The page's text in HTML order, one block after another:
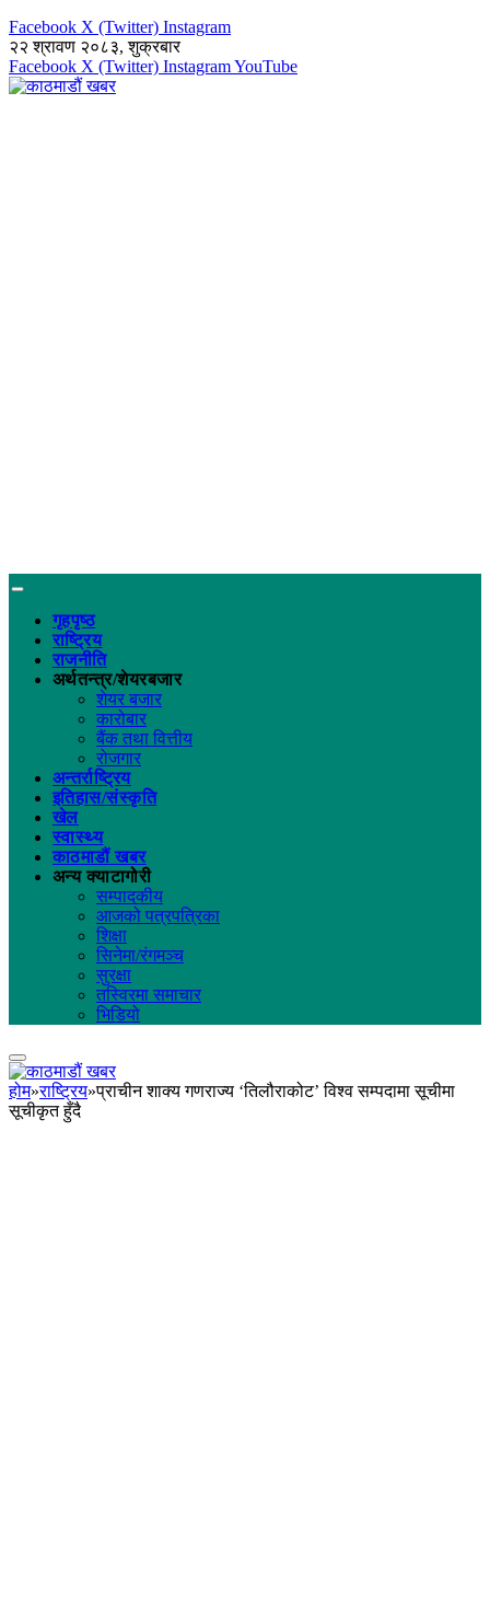
Facebook X (Twitter) Instagram
२२ श्रावण २०८३, शुक्रबार
Facebook X (Twitter) InstagramYouTube
गृहपृष्ठ
राष्ट्रिय
राजनीति
अर्थतन्त्र/शेयरबजार
शेयर बजार
कारोबार
बैंक तथा वित्तीय
रोजगार
अन्तर्राष्ट्रिय
इतिहास/संस्कृति
खेल
स्वास्थ्य
काठमाडौं खबर
अन्य क्याटागोरी
सम्पादकीय
आजको पत्रपत्रिका
शिक्षा
सिनेमा/रंगमञ्च
सुरक्षा
तस्विरमा समाचार
भिडियो
होम»राष्ट्रिय»प्राचीन शाक्य गणराज्य ‘तिलौराकोट’ विश्व सम्पदामा सूचीमा
सूचीकृत हुँदै